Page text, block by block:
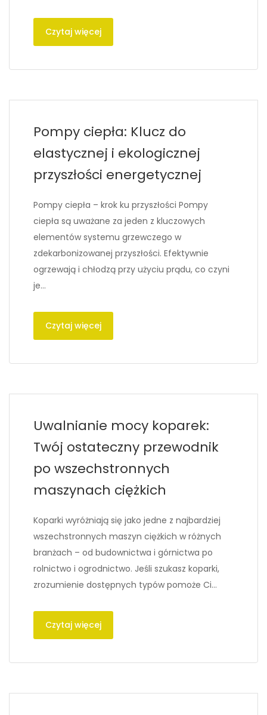
Czytaj więcej
Pompy ciepła: Klucz do
elastycznej i ekologicznej
przyszłości energetycznej
Pompy ciepła – krok ku przyszłości Pompy
ciepła są uważane za jeden z kluczowych
elementów systemu grzewczego w
zdekarbonizowanej przyszłości. Efektywnie
ogrzewają i chłodzą przy użyciu prądu, co czyni
je…
Czytaj więcej
Uwalnianie mocy koparek:
Twój ostateczny przewodnik
po wszechstronnych
maszynach ciężkich
Koparki wyróżniają się jako jedne z najbardziej
wszechstronnych maszyn ciężkich w różnych
branżach – od budownictwa i górnictwa po
rolnictwo i ogrodnictwo. Jeśli szukasz koparki,
zrozumienie dostępnych typów pomoże Ci…
Czytaj więcej